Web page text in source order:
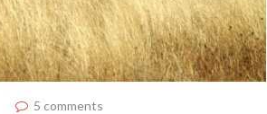
5 comments